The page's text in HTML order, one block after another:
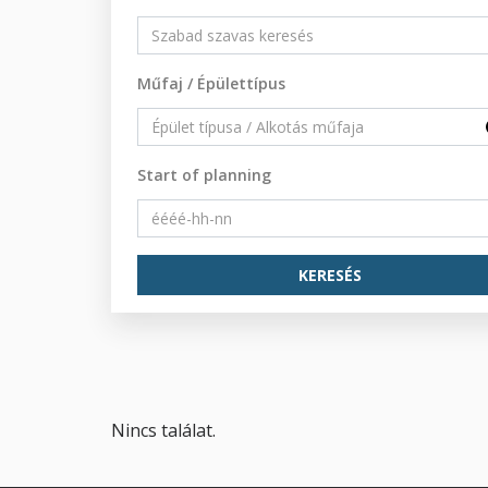
Műfaj / Épülettípus
Start of planning
Nincs találat.